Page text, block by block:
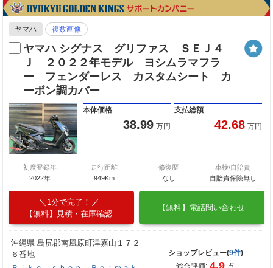
ヤマハ 複数画像
ヤマハ シグナス グリファス ＳＥＪ４
Ｊ ２０２２年モデル ヨシムラマフラ
ー フェンダーレス カスタムシート カ
ーボン調カバー
本体価格
38.99 万円
支払総額
42.68 万円
初度登録年
2022年
走行距離
949Km
修復歴
なし
車検/自賠責
自賠責保険無し
1分で完了！
【無料】見積・在庫確認
【無料】電話問い合わせ
沖縄県 島尻郡南風原町津嘉山１７２
６番地
ショップレビュー(9件)